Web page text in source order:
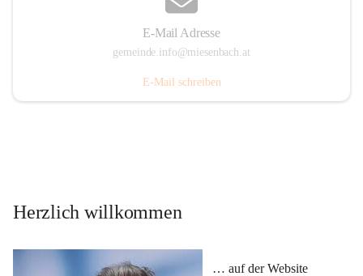
E-Mail Adresse
gemeinde.info@miesenbach.at
E-Mail schreiben
Herzlich willkommen
… auf der Website